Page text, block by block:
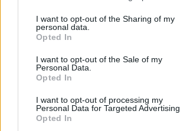
I want to opt-out of the Sharing of my
personal data.
Opted In
I want to opt-out of the Sale of my
Personal Data.
Opted In
I want to opt-out of processing my
Personal Data for Targeted Advertising.
Opted In